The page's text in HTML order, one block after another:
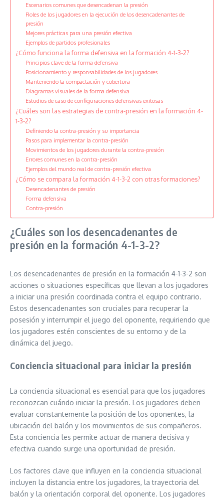
Escenarios comunes que desencadenan la presión
Roles de los jugadores en la ejecución de los desencadenantes de
presión
Mejores prácticas para una presión efectiva
Ejemplos de partidos profesionales
¿Cómo funciona la forma defensiva en la formación 4-1-3-2?
Principios clave de la forma defensiva
Posicionamiento y responsabilidades de los jugadores
Manteniendo la compactación y cobertura
Diagramas visuales de la forma defensiva
Estudios de caso de configuraciones defensivas exitosas
¿Cuáles son las estrategias de contra-presión en la formación 4-
1-3-2?
Definiendo la contra-presión y su importancia
Pasos para implementar la contra-presión
Movimientos de los jugadores durante la contra-presión
Errores comunes en la contra-presión
Ejemplos del mundo real de contra-presión efectiva
¿Cómo se compara la formación 4-1-3-2 con otras formaciones?
Desencadenantes de presión
Forma defensiva
Contra-presión
¿Cuáles son los desencadenantes de
presión en la formación 4-1-3-2?
Los desencadenantes de presión en la formación 4-1-3-2 son
acciones o situaciones específicas que llevan a los jugadores
a iniciar una presión coordinada contra el equipo contrario.
Estos desencadenantes son cruciales para recuperar la
posesión y interrumpir el juego del oponente, requiriendo que
los jugadores estén conscientes de su entorno y de la
dinámica del juego.
Conciencia situacional para iniciar la presión
La conciencia situacional es esencial para que los jugadores
reconozcan cuándo iniciar la presión. Los jugadores deben
evaluar constantemente la posición de los oponentes, la
ubicación del balón y los movimientos de sus compañeros.
Esta conciencia les permite actuar de manera decisiva y
efectiva cuando surge una oportunidad de presión.
Los factores clave que influyen en la conciencia situacional
incluyen la distancia entre los jugadores, la trayectoria del
balón y la orientación corporal del oponente. Los jugadores